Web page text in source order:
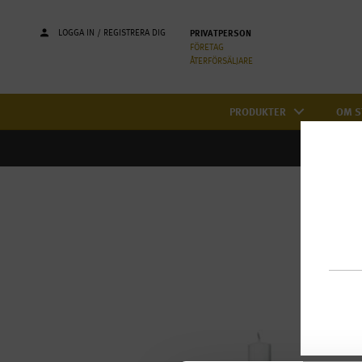
LOGGA IN / REGISTRERA DIG
PRIVATPERSON
FÖRETAG
ÅTERFÖRSÄLJARE
PRODUKTER OM